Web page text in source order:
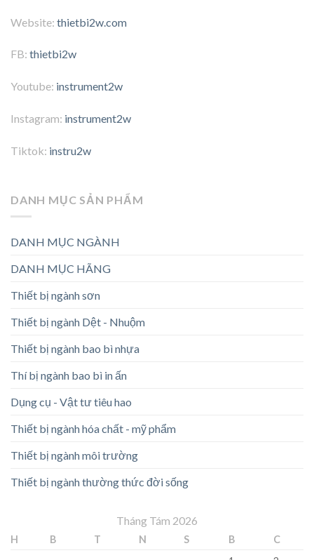
Website: thietbi2w.com
FB: thietbi2w
Youtube: instrument2w
Instagram: instrument2w
Tiktok: instru2w
DANH MỤC SẢN PHẨM
DANH MỤC NGÀNH
DANH MỤC HÃNG
Thiết bị ngành sơn
Thiết bị ngành Dệt - Nhuộm
Thiết bị ngành bao bì nhựa
Thí bị ngành bao bì in ấn
Dụng cụ - Vật tư tiêu hao
Thiết bị ngành hóa chất - mỹ phẩm
Thiết bị ngành môi trường
Thiết bị ngành thường thức đời sống
Tháng Tám 2026
H B T N S B
C